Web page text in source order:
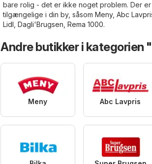
bare rolig - det er ikke noget problem. Der
tilgængelige i din by, såsom Meny, Abc
Lidl, Dagli'Brugsen, Rema 1000.
Andre butikker i kategorien
Meny Abc Lavpris